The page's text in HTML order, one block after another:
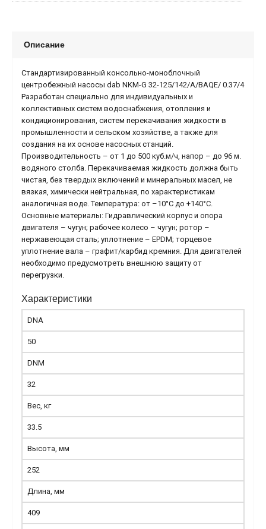
Описание
Стандартизированный консольно-моноблочный
центробежный насосы dab NKM-G 32-125/142/A/BAQE/ 0.37/4
Разработан специально для индивидуальных и
коллективных систем водоснабжения, отопления и
кондиционирования, систем перекачивания жидкости в
промышленности и сельском хозяйстве, а также для
создания на их основе насосных станций.
Производительность – от 1 до 500 куб.м/ч, напор – до 96 м.
водяного столба. Перекачиваемая жидкость должна быть
чистая, без твердых включений и минеральных масел, не
вязкая, химически нейтральная, по характеристикам
аналогичная воде. Температура: от –10°С до +140°С.
Основные материалы: Гидравлический корпус и опора
двигателя – чугун; рабочее колесо – чугун; ротор –
нержавеющая сталь; уплотнение – EPDM; торцевое
уплотнение вала – графит/карбид кремния. Для двигателей
необходимо предусмотреть внешнюю защиту от
перегрузки.
Характеристики
DNA
50
DNM
32
Вес, кг
33.5
Высота, мм
252
Длина, мм
409